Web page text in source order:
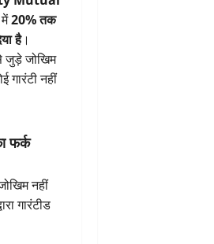
20% तक
है।
जुड़े जोखिम
गारंटी नहीं
फर्क
नहीं
गारंटीड